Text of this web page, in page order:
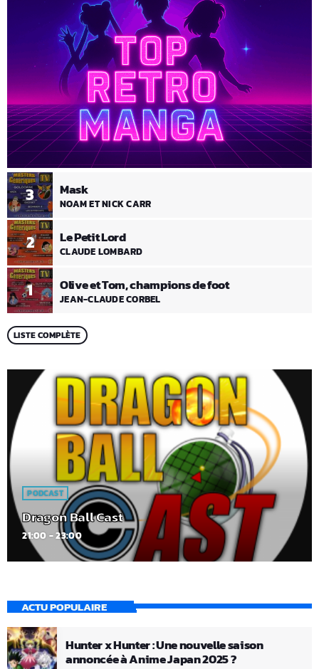
1 Olive et Tom, champions de foot
JEAN-CLAUDE CORBEL
2 Le Petit Lord
CLAUDE LOMBARD
3 Mask
NOAM ET NICK CARR
LISTE COMPLÈTE
PODCAST
Dragon Ball Cast
21:00 - 23:00
ACTU POPULAIRE
Hunter x Hunter : Une nouvelle saison
annoncée à Anime Japan 2025 ?